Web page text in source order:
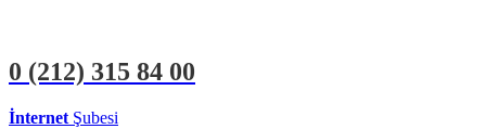
0 (212) 315 84 00
İnternet Şubesi